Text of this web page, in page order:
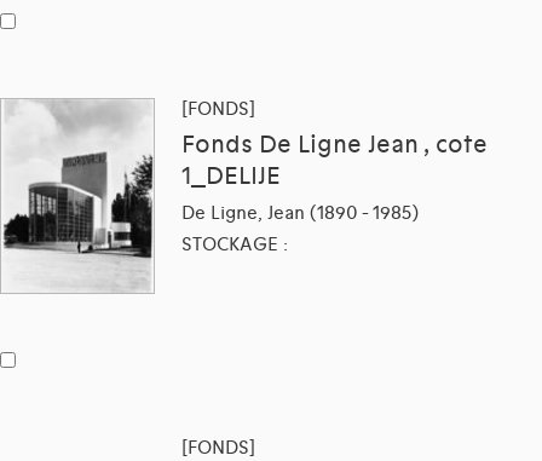
[FONDS]
Fonds De Ligne Jean , cote
1_DELIJE
De Ligne, Jean (1890 - 1985)
STOCKAGE :
[FONDS]